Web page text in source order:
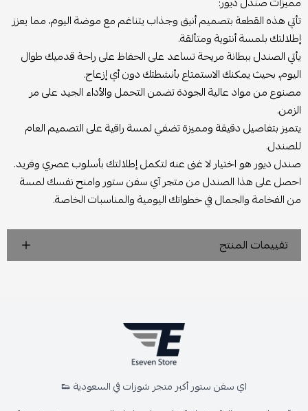
تأتي هذه القطعة بتصميم أنيق وجذاب يتناغم مع موضة اليوم، مما يعزز
إطلالتك بلمسة أنثوية ومتألقة.
يأتي الصندل ببطانة مريحة تساعد على الحفاظ على راحة قدميك طوال
اليوم، بحيث يمكنك الاستمتاع بأنشطتك دون أي إزعاج.
مصنوع من مواد عالية الجودة تضمن التحمل والأداء الجيد على مر
الزمن.
يتميز بتفاصيل دقيقة ومميزة تضفي لمسة راقية على التصميم العام
للصندل.
صندل ديور هو اختيار لا غنى عنه لتكمل إطلالتك بأسلوب عصري وفريد.
احصل على هذا الصندل من متجر آي سفن ستور وامنح نفسك لمسة
من الفخامة والجمال في خطواتك اليومية والمناسبات الخاصة.
تقييمات المنتج
اي سفن ستور أكبر متجر شوزات في السعودية 👟